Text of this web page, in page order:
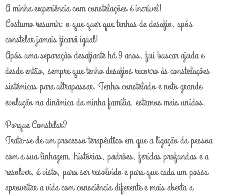
A minha experiência com constelações é incrível!
Costumo resumir: o que quer que tenhas de desafio, após
constelar jamais ficará igual!
Após uma separação desafiante há 9 anos, fui buscar ajuda e
desde então, sempre que tenho desafios recorro às constelações
sistémicas para ultrapassar. Tenho constelado e noto grande
evolução na dinâmica da minha família, estamos mais unidos.
Porque Constelar?
Trata-se de um processo terapêutico em que a ligação da pessoa
com a sua linhagem, histórias, padrões, feridas profundas e a
resolver, é visto, para ser resolvido e para que cada um possa
aproveitar a vida com consciência diferente e mais aberta a